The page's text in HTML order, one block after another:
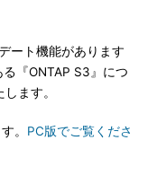
ート機能があります
『ONTAP S3』につ
ます。
。 PC版でご覧くださ